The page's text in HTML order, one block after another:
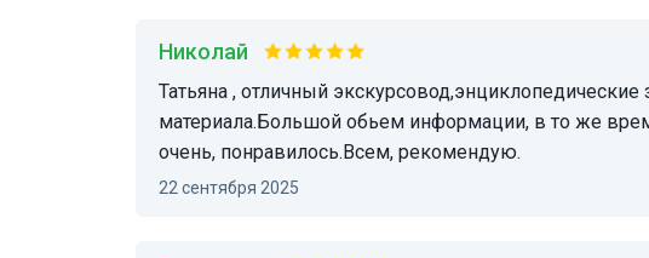
Николай
Татьяна , отличный экскурсовод,энциклопедические знания предмета, и прекрасная подача
материала.Большой обьем информации, в то же
очень, понравилось.Всем, рекомендую.
22 сентября 2025